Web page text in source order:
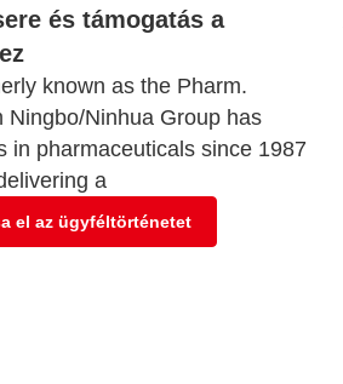
és támogatás a
known as the Pharm.
Ningbo/Ninhua Group has
in pharmaceuticals since 1987
a
el az ügyféltörténetet